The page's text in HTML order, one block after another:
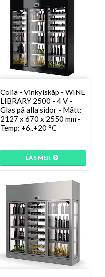
Colia - Vinkylskåp - WINE
LIBRARY 2500 - 4 V -
Glas på alla sidor - Mått:
2127 x 670 x 2550 mm -
Temp: +6..+20 °C
LÄS MER